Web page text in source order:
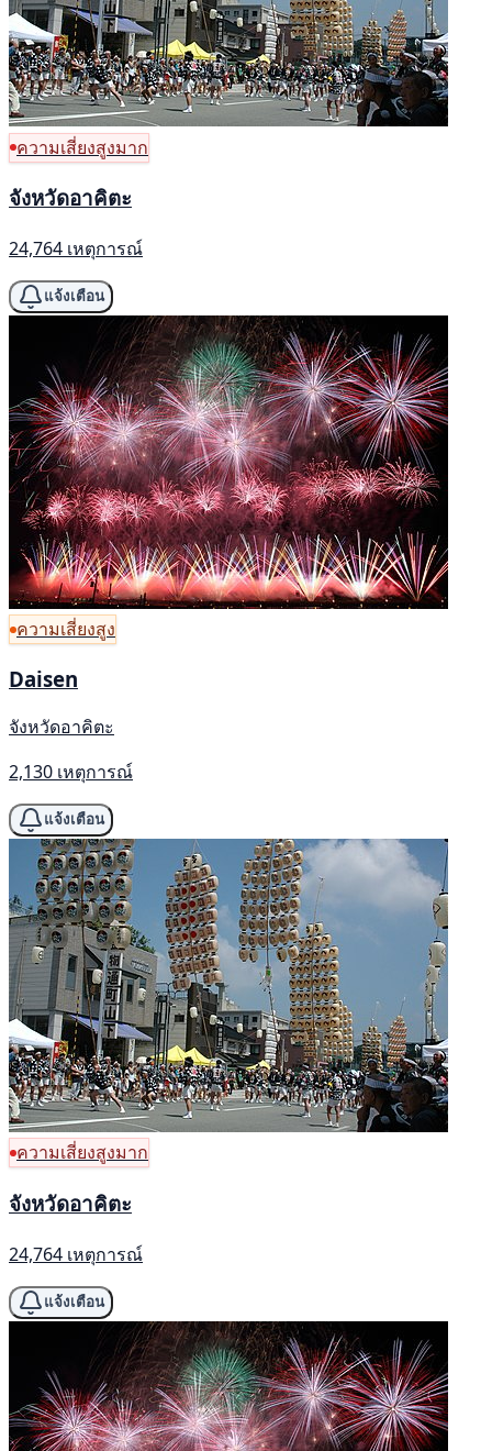
ความเสี่ยงสูงมาก
จังหวัดอาคิตะ
24,764 เหตุการณ์
แจ้งเตือน
ความเสี่ยงสูง
Daisen
จังหวัดอาคิตะ
2,130 เหตุการณ์
แจ้งเตือน
ความเสี่ยงสูงมาก
จังหวัดอาคิตะ
24,764 เหตุการณ์
แจ้งเตือน